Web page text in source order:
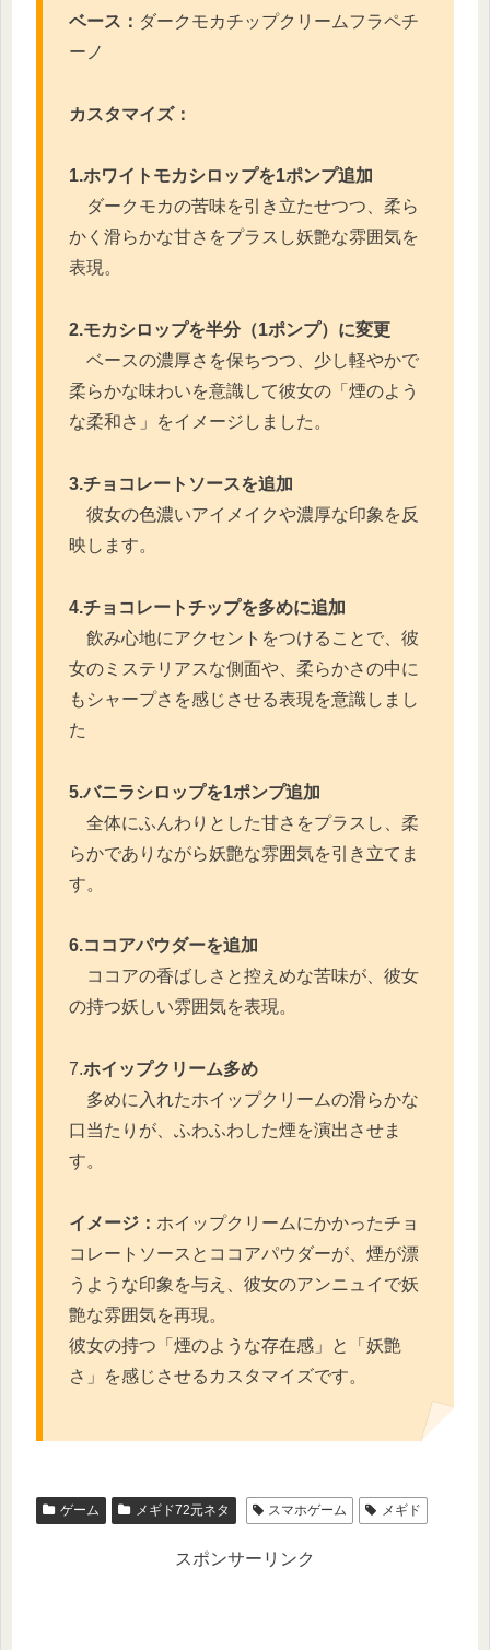
ベース： ダークモカチップクリームフラペチ
ーノ
カスタマイズ：
1.ホワイトモカシロップを1ポンプ追加
ダークモカの苦味を引き立たせつつ、柔ら
かく滑らかな甘さをプラスし妖艶な雰囲気を
表現。
2.モカシロップを半分（1ポンプ）に変更
ベースの濃厚さを保ちつつ、少し軽やかで
柔らかな味わいを意識して彼女の「煙のよう
な柔和さ」をイメージしました。
3.チョコレートソースを追加
彼女の色濃いアイメイクや濃厚な印象を反
映します。
4.チョコレートチップを多めに追加
飲み心地にアクセントをつけることで、彼
女のミステリアスな側面や、柔らかさの中に
もシャープさを感じさせる表現を意識しまし
た
5.バニラシロップを1ポンプ追加
全体にふんわりとした甘さをプラスし、柔
らかでありながら妖艶な雰囲気を引き立てま
す。
6.ココアパウダーを追加
ココアの香ばしさと控えめな苦味が、彼女
の持つ妖しい雰囲気を表現。
7.ホイップクリーム多め
多めに入れたホイップクリームの滑らかな
口当たりが、ふわふわした煙を演出させま
す。
イメージ： ホイップクリームにかかったチョ
コレートソースとココアパウダーが、煙が漂
うような印象を与え、彼女のアンニュイで妖
艶な雰囲気を再現。
彼女の持つ「煙のような存在感」と「妖艶
さ」を感じさせるカスタマイズです。
ゲーム メギド72元ネタ スマホゲーム メギド
スポンサーリンク